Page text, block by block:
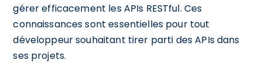
gérer efficacement les APIs RESTful. Ces
connaissances sont essentielles pour tout
développeur souhaitant tirer parti des APIs dans
ses projets.